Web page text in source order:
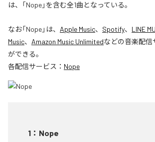
は、「Nope」を含む全1曲となっている。
なお「Nope」は、 Apple Music、 Spotify、 LINE
Music、 Amazon Music Unlimitedなどの音楽配信
ができる。
各配信サービス： Nope
1 ： Nope